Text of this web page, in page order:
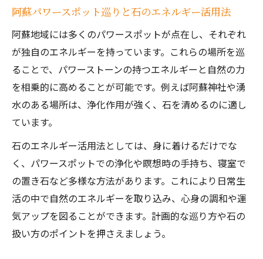
的な使い方
口コミで話題のパワーストーン体験談をチ
ェック
自身に合うパワーストーンを見つける旅路
自分に合うパワーストーンを見つけるため
のポイント
ツ
占いや体験談から学ぶパワーストーンの選
択方法
熊本の天然石アクセサリーで実感する運気
アップ
パワーストーンの効果を最大化する活用ア
阿蘇パワースポット巡りと石のエネルギー活用法
阿蘇地域には多くのパワースポットが点在し、それぞれ
が独自のエネルギーを持っています。これらの場所を巡
ることで、パワーストーンの持つエネルギーと自然の力
を相乗的に高めることが可能です。例えば阿蘇神社や湧
水のある場所は、浄化作用が強く、石を清めるのに適し
ています。
石のエネルギー活用法としては、身に着けるだけでな
く、パワースポットでの浄化や瞑想時の手持ち、寝室で
の置き石など多様な方法があります。これにより日常生
活の中で自然のエネルギーを取り込み、心身の調和や運
気アップを図ることができます。計画的な巡り方や石の
扱い方のポイントを押さえましょう。